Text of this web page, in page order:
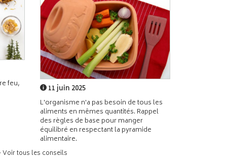
feu,
11 juin 2025
L'organisme n'a pas besoin de tous les
aliments en mêmes quantités. Rappel
des règles de base pour manger
équilibré en respectant la pyramide
alimentaire.
Voir tous les conseils